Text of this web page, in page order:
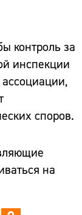
контроль за
инспекции
споров.
на